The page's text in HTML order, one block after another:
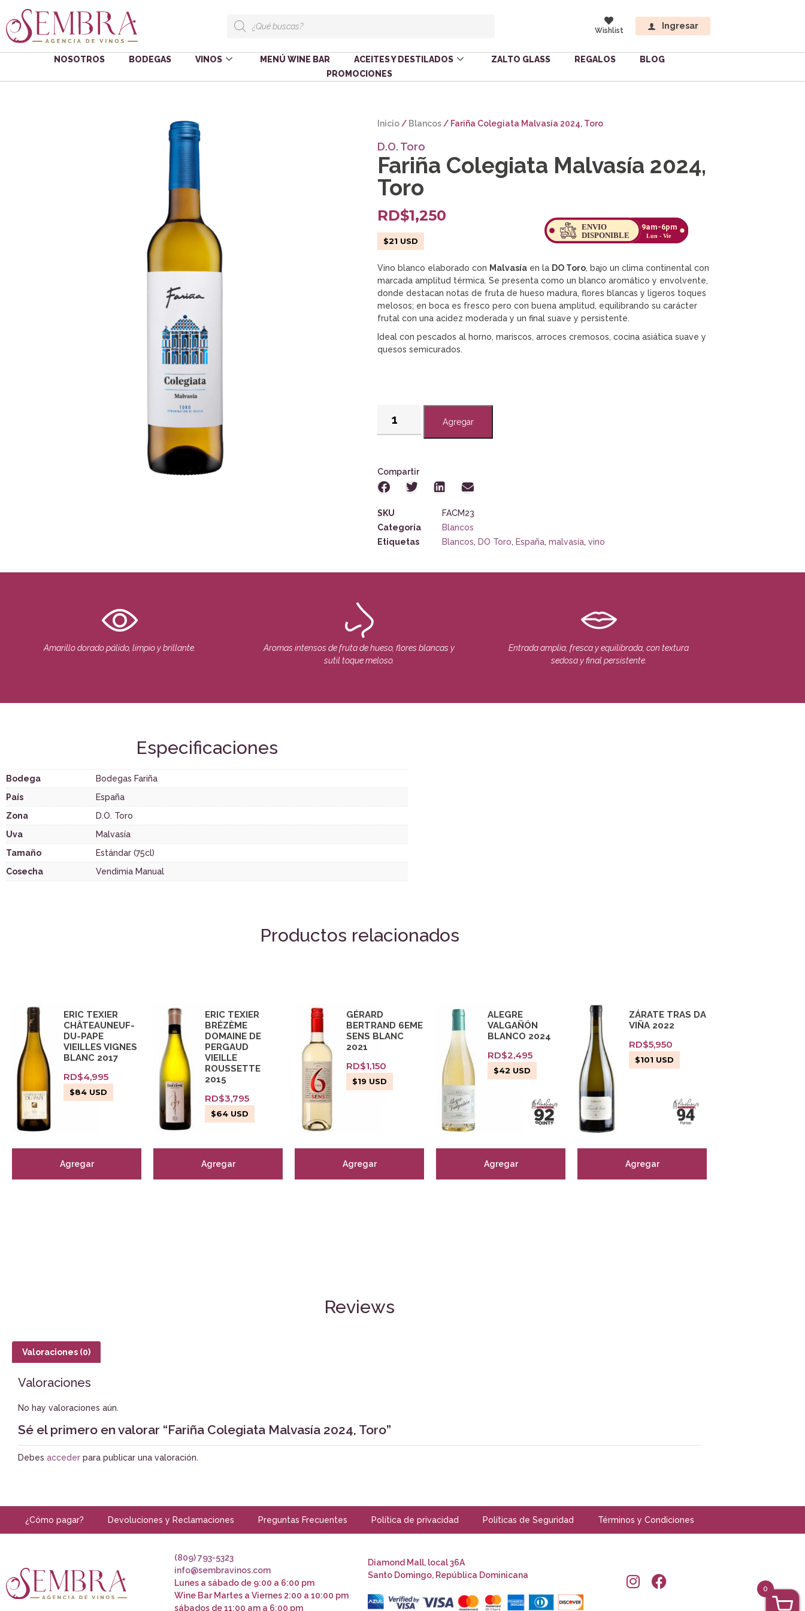
Wishlist Ingresar
NOSOTROS BODEGAS VINOS MENÚ WINE BAR ACEITES Y DESTILADOS ZALTO GLASS REGALOS
BLOG
PROMOCIONES
Inicio / Blancos / Fariña Colegiata Malvasía 2024, Toro
D.O. Toro
Fariña Colegiata Malvasía 2024,
Toro
RD$1,250
$21 USD
Vino blanco elaborado con Malvasía en la DO Toro, bajo un clima continental con
marcada amplitud térmica. Se presenta como un blanco aromático y envolvente,
donde destacan notas de fruta de hueso madura, flores blancas y ligeros toques
melosos; en boca es fresco pero con buena amplitud, equilibrando su carácter
frutal con una acidez moderada y un final suave y persistente.
Ideal con pescados al horno, mariscos, arroces cremosos, cocina asiática suave y
quesos semicurados.
Agregar
Compartir
SKU
FACM23
Categoría
Blancos
Etiquetas
Blancos, DO Toro, España, malvasía, vino
Amarillo dorado pálido, limpio y brillante.
Aromas intensos de fruta de hueso, flores blancas y
sutil toque meloso.
Entrada amplia, fresca y equilibrada, con textura
sedosa y final persistente.
Especificaciones
Bodega
Bodegas Fariña
País
España
Zona
D.O. Toro
Uva
Malvasía
Tamaño
Estándar (75cl)
Cosecha
Vendimia Manual
Productos relacionados
ERIC TEXIER
CHÂTEAUNEUF-
DU-PAPE
VIEILLES VIGNES
BLANC 2017
RD$4,995
$84 USD
Agregar
ERIC TEXIER
BRÉZÈME
DOMAINE DE
PERGAUD
VIEILLE
ROUSSETTE
2015
RD$3,795
$64 USD
Agregar
GÉRARD
BERTRAND 6EME
SENS BLANC
2021
RD$1,150
$19 USD
Agregar
ALEGRE
VALGAÑÓN
BLANCO 2024
RD$2,495
$42 USD
Agregar
ZÁRATE TRAS DA
VIÑA 2022
RD$5,950
$101 USD
Agregar
Reviews
Valoraciones (0)
Valoraciones
No hay valoraciones aún.
Sé el primero en valorar “Fariña Colegiata Malvasía 2024, Toro”
Debes acceder para publicar una valoración.
¿Cómo pagar? Devoluciones y Reclamaciones Preguntas Frecuentes Política de privacidad Políticas de Seguridad Términos y Condiciones
(809) 793-5323
info@sembravinos.com
Lunes a sábado de 9:00 a 6:00 pm
Wine Bar Martes a Viernes 2:00 a 10:00 pm
sábados de 11:00 am a 6:00 pm
Diamond Mall, local 36A
Santo Domingo, República Dominicana
0